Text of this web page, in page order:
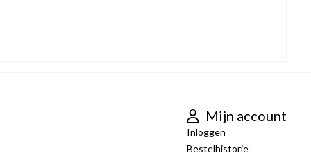
Mijn account
Inloggen
Bestelhistorie